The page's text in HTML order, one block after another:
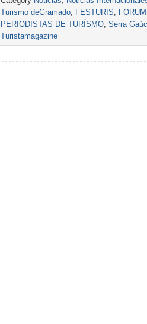
Turismo deGramado, FESTURIS,
PERIODISTAS DE TURÍSMO, Serra
Turistamagazine